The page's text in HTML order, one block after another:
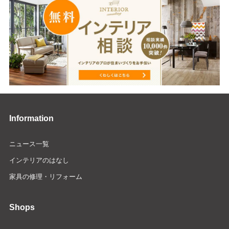
Information
ニュース一覧
インテリアのはなし
家具の修理・リフォーム
Shops